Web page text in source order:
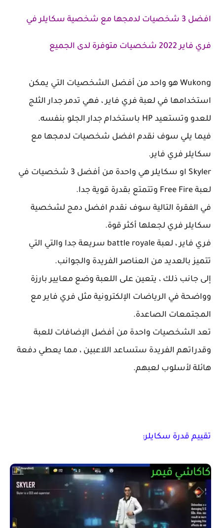
افضل 3 شخصيات لدمجها مع شخصية سكايلر في
فري فاير 2022 شخصيات متوفرة لدى الجميع
Wukong هو واحد من أفضل الشخصيات التي يمكن
استخدامها في لعبة فري فاير ، فهي تدمر جدار الثلج
للعدو وتستعيد HP باستخدام جدار الجلو بنفسه.
فيما يلي سوف نقدم افضل شخصيات لدمجها مع
سكايلر فري فاير.
Skyler او سكايلر هي واحدة من أفضل 3 شخصيات في
لعبة Free Fire وتتمتع بقدرة قوية جدا.
في الفقرة التالية سوف نقدم افضل دمج لشخصية
سكايلر فري لجعلها أكثر قوة.
فري فاير ، لعبة battle royale سريعة جدا والتي التي
تتميز بالعديد من العناصر الفريدة والجوانب.
إلى جانب ذلك ، يتعين على اللعبة وضع معايير بارزة
وواضحة في الرياضات الإلكترونية مثل فري فاير مع
المجتمعات الصاعدة.
تعد الشخصيات واحدة من أفضل الإضافات للعبة
وقدراتهم الفريدة ستساعد اللاعبين ، مما يعطي دفعة
هائلة لأسلوب لعبهم.
تقييم قدرة سكايلر: